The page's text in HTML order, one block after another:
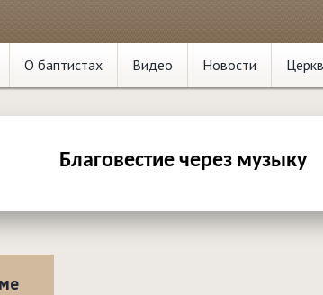
О баптистах Видео Новости
Благовестие через музыку